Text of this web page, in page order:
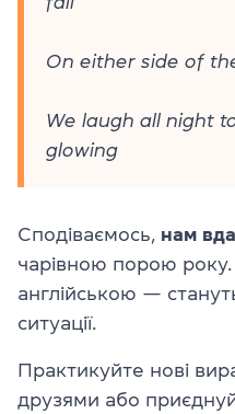
On either side of
We laugh all night
glowing
Сподіваємось, нам
чарівною порою року.
англійською —
ситуації.
Практикуйте нові
друзями або